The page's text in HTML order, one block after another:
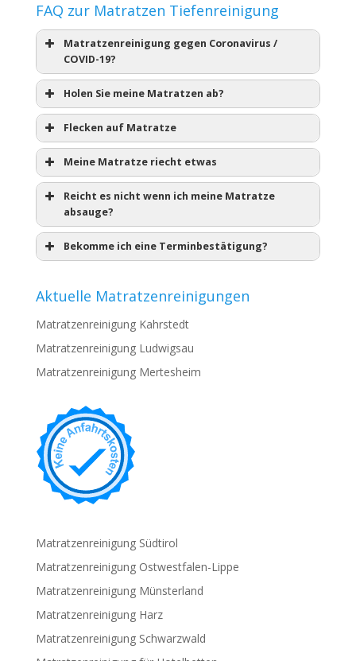
FAQ zur Matratzen Tiefenreinigung
Matratzenreinigung gegen Coronavirus /
COVID-19?
Holen Sie meine Matratzen ab?
Flecken auf Matratze
Meine Matratze riecht etwas
Reicht es nicht wenn ich meine Matratze
absauge?
Bekomme ich eine Terminbestätigung?
Aktuelle Matratzenreinigungen
Matratzenreinigung Kahrstedt
Matratzenreinigung Ludwigsau
Matratzenreinigung Mertesheim
Matratzenreinigung Südtirol
Matratzenreinigung Ostwestfalen-Lippe
Matratzenreinigung Münsterland
Matratzenreinigung Harz
Matratzenreinigung Schwarzwald